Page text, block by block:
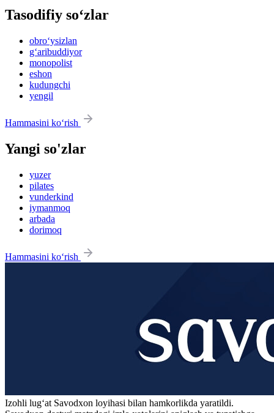
Tasodifiy so‘zlar
obro‘ysizlan
g‘aribuddiyor
monopolist
eshon
kudungchi
yengil
Hammasini ko‘rish
Yangi so'zlar
yuzer
pilates
vunderkind
iymanmoq
arbada
dorimoq
Hammasini ko‘rish
Izohli lugʻat Savodxon loyihasi bilan hamkorlikda yaratildi.